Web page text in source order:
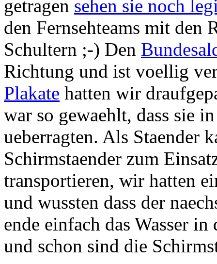
getragen sehen sie noch
den Fernsehteams mit den
Schultern ;-) Den
Richtung und ist voellig
Plakate hatten wir
war so gewaehlt, dass sie
ueberragten. Als Staender
Schirmstaender zum
transportieren, wir hatten
und wussten dass der
ende einfach das Wasser
und schon sind die